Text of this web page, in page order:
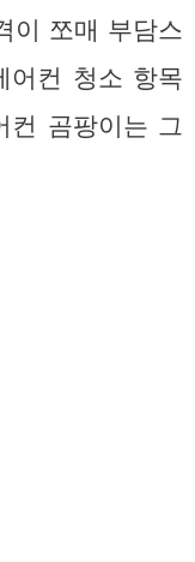
이 쪼매 부담스
어컨 청소 항목
컨 곰팡이는 그